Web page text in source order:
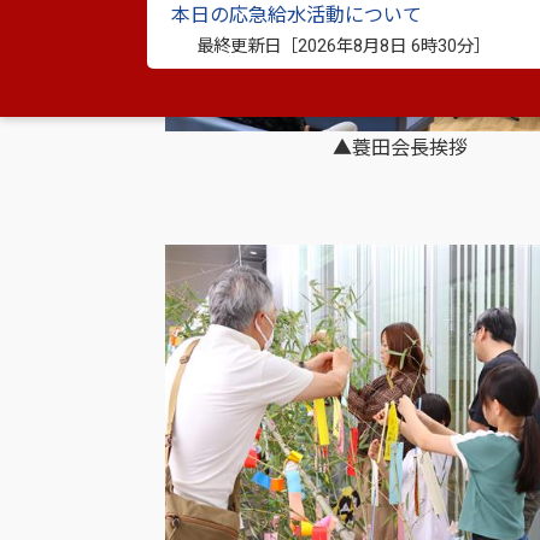
本日の応急給水活動について
最終更新日［2026年8月8日 6時30分
▲蓑田会長挨拶